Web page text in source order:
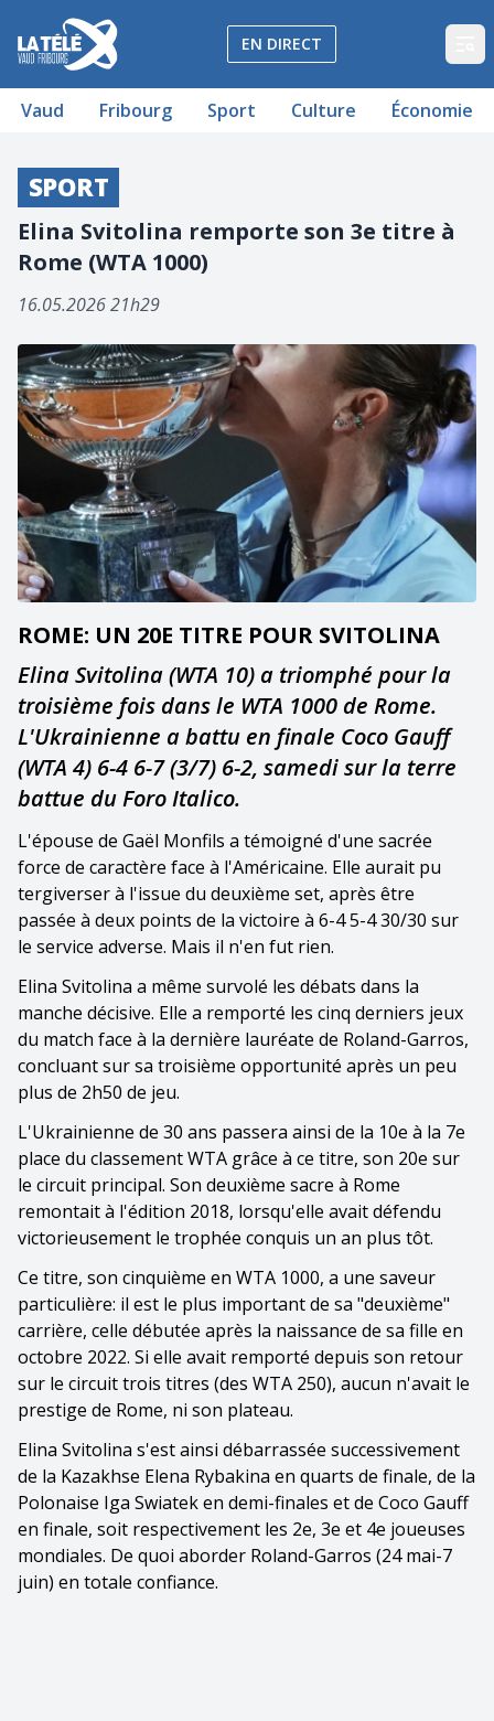
La Télé - Télévision régionale Vaud et Fribourg
EN DIRECT
Vaud Fribourg Sport Culture Économie
SPORT
Elina Svitolina remporte son 3e titre à
Rome (WTA 1000)
16.05.2026 21h29
ROME: UN 20E TITRE POUR SVITOLINA
Elina Svitolina (WTA 10) a triomphé pour la
troisième fois dans le WTA 1000 de Rome.
L'Ukrainienne a battu en finale Coco Gauff
(WTA 4) 6-4 6-7 (3/7) 6-2, samedi sur la terre
battue du Foro Italico.
L'épouse de Gaël Monfils a témoigné d'une sacrée
force de caractère face à l'Américaine. Elle aurait pu
tergiverser à l'issue du deuxième set, après être
passée à deux points de la victoire à 6-4 5-4 30/30 sur
le service adverse. Mais il n'en fut rien.
Elina Svitolina a même survolé les débats dans la
manche décisive. Elle a remporté les cinq derniers jeux
du match face à la dernière lauréate de Roland-Garros,
concluant sur sa troisième opportunité après un peu
plus de 2h50 de jeu.
L'Ukrainienne de 30 ans passera ainsi de la 10e à la 7e
place du classement WTA grâce à ce titre, son 20e sur
le circuit principal. Son deuxième sacre à Rome
remontait à l'édition 2018, lorsqu'elle avait défendu
victorieusement le trophée conquis un an plus tôt.
Ce titre, son cinquième en WTA 1000, a une saveur
particulière: il est le plus important de sa "deuxième"
carrière, celle débutée après la naissance de sa fille en
octobre 2022. Si elle avait remporté depuis son retour
sur le circuit trois titres (des WTA 250), aucun n'avait le
prestige de Rome, ni son plateau.
Elina Svitolina s'est ainsi débarrassée successivement
de la Kazakhse Elena Rybakina en quarts de finale, de la
Polonaise Iga Swiatek en demi-finales et de Coco Gauff
en finale, soit respectivement les 2e, 3e et 4e joueuses
mondiales. De quoi aborder Roland-Garros (24 mai-7
juin) en totale confiance.